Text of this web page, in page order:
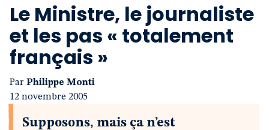
Notre revue
Boutique
Le Ministre, le journaliste
et les pas « totalement
français »
Par Philippe Monti
12 novembre 2005
Supposons, mais ça n’est